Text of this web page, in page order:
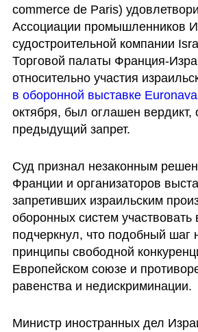
commerce de Paris)
Ассоциации промышленников
судостроительной компании
Торговой палаты Франция-
в оборонной выставке Euronaval
октября, был оглашен
предыдущий запрет.
Суд признал незаконным
Франции и организаторов
запретивших израильским
оборонных систем участвовать
подчеркнул, что подобный шаг
принципы свободной
Европейском союзе и
равенства и недискриминации.
Министр иностранных дел